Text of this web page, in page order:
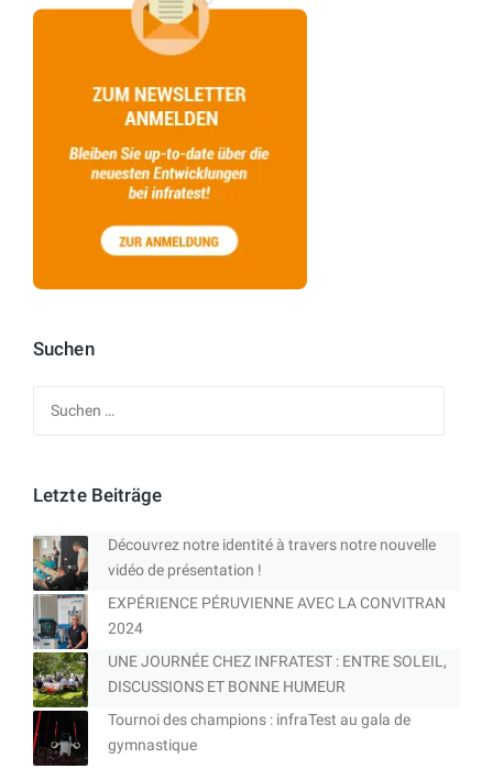
Suchen
Letzte Beiträge
Découvrez notre identité à travers notre nouvelle
vidéo de présentation !
EXPÉRIENCE PÉRUVIENNE AVEC LA CONVITRAN
2024
UNE JOURNÉE CHEZ INFRATEST : ENTRE SOLEIL,
DISCUSSIONS ET BONNE HUMEUR
Tournoi des champions : infraTest au gala de
gymnastique